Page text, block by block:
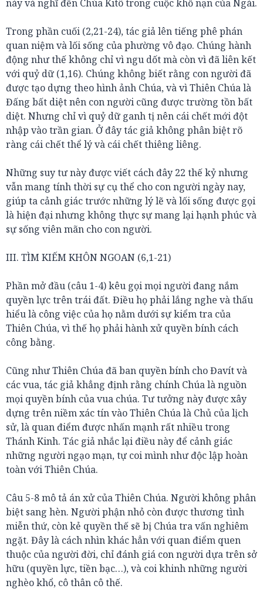
này và nghĩ đến Chúa Kitô trong cuộc khổ nạn của Ngài.
Trong phần cuối (2,21-24), tác giả lên tiếng phê phán
quan niệm và lối sống của phường vô đạo. Chúng hành
động như thế không chỉ vì ngu dốt mà còn vì đã liên kết
với quỷ dữ (1,16). Chúng không biết rằng con người đã
được tạo dựng theo hình ảnh Chúa, và vì Thiên Chúa là
Đấng bất diệt nên con người cũng được trường tồn bất
diệt. Nhưng chỉ vì quỷ dữ ganh tị nên cái chết mới đột
nhập vào trần gian. Ở đây tác giả không phân biệt rõ
ràng cái chết thể lý và cái chết thiêng liêng.
Những suy tư này được viết cách đây 22 thế kỷ nhưng
vẫn mang tính thời sự cụ thể cho con người ngày nay,
giúp ta cảnh giác trước những lý lẽ và lối sống được gọi
là hiện đại nhưng không thực sự mang lại hạnh phúc và
sự sống viên mãn cho con người.
III. TÌM KIẾM KHÔN NGOAN (6,1-21)
Phần mở đầu (câu 1-4) kêu gọi mọi người đang nắm
quyền lực trên trái đất. Điều họ phải lắng nghe và thấu
hiểu là công việc của họ nằm dưới sự kiểm tra của
Thiên Chúa, vì thế họ phải hành xử quyền bính cách
công bằng.
Cũng như Thiên Chúa đã ban quyền bính cho Đavít và
các vua, tác giả khẳng định rằng chính Chúa là nguồn
mọi quyền bính của vua chúa. Tư tưởng này được xây
dựng trên niềm xác tín vào Thiên Chúa là Chủ của lịch
sử, là quan điểm được nhấn mạnh rất nhiều trong
Thánh Kinh. Tác giả nhắc lại điều này để cảnh giác
những người ngạo mạn, tự coi mình như độc lập hoàn
toàn với Thiên Chúa.
Câu 5-8 mô tả án xử của Thiên Chúa. Người không phân
biệt sang hèn. Người phận nhỏ còn được thương tình
miễn thứ, còn kẻ quyền thế sẽ bị Chúa tra vấn nghiêm
ngặt. Đây là cách nhìn khác hẳn với quan điểm quen
thuộc của người đời, chỉ đánh giá con người dựa trên sở
hữu (quyền lực, tiền bạc…), và coi khinh những người
nghèo khổ, cô thân cô thế.